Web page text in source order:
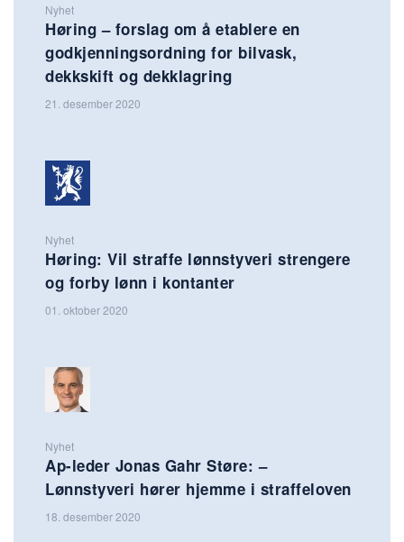
Nyhet
Høring – forslag om å etablere en
godkjenningsordning for bilvask,
dekkskift og dekklagring
21. desember 2020
Nyhet
Høring: Vil straffe lønnstyveri strengere
og forby lønn i kontanter
01. oktober 2020
Nyhet
Ap-leder Jonas Gahr Støre: –
Lønnstyveri hører hjemme i straffeloven
18. desember 2020